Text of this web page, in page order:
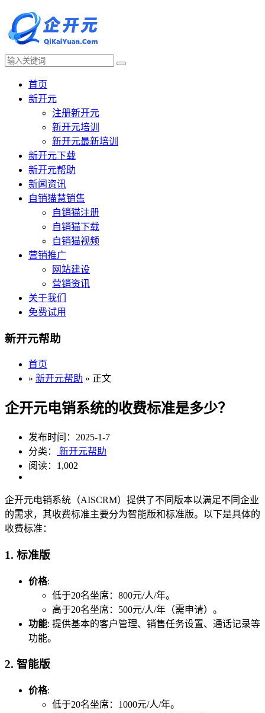
首页
新开元
注册新开元
新开元培训
新开元最新培训
新开元下载
新开元帮助
新闻资讯
自销猫慧销售
自销猫注册
自销猫下载
自销猫视频
营销推广
网站建设
营销资讯
关于我们
免费试用
新开元帮助
首页
» 新开元帮助 » 正文
企开元电销系统的收费标准是多少？
发布时间：2025-1-7
分类：
新开元帮助
阅读：1,002
企开元电销系统（AISCRM）提供了不同版本以满足不同企业
的需求，其收费标准主要分为智能版和标准版。以下是具体的
收费标准：
1. 标准版
价格:
低于20名坐席：800元/人/年。
高于20名坐席：500元/人/年（需申请）。
功能: 提供基本的客户管理、销售任务设置、通话记录等
功能。
2. 智能版
价格:
低于20名坐席：1000元/人/年。